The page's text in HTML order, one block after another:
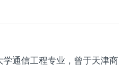
学通信工程专业，曾于天津商